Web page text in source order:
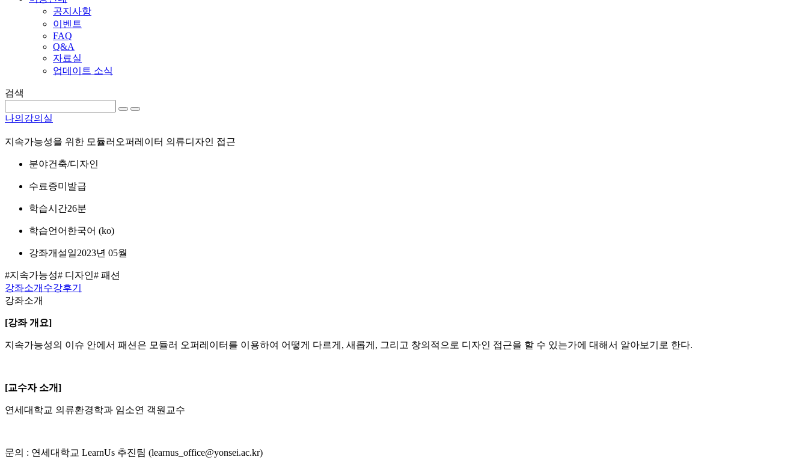
공지사항
이벤트
FAQ
Q&A
자료실
업데이트 소식
검색
나의강의실
지속가능성을 위한 모듈러오퍼레이터 의류디자인 접근
분야건축/디자인
수료증미발급
학습시간26분
학습언어 한국어 ‎(ko)‎
강좌개설일2023년 05월
#지속가능성# 디자인# 패션
강좌소개 수강후기
강좌소개
[강좌 개요]
지속가능성의 이슈 안에서 패션은 모듈러 오퍼레이터를 이용하여 어떻게 다르게, 새롭게, 그리고 창의적으로 디자인 접근을 할 수 있는가에 대해서 알아보기로 한다.
[교수자 소개]
연세대학교 의류환경학과 임소연 객원교수
문의 : 연세대학교 LearnUs 추진팀 (learnus_office@yonsei.ac.kr)